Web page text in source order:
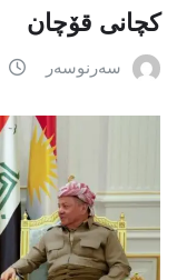
کچانی قۆچان
سەرنوسەر